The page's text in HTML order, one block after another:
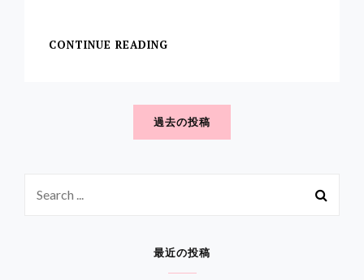
CONTINUE READING
ア
メ
ー
ゲ
過去の投稿
最近の投稿